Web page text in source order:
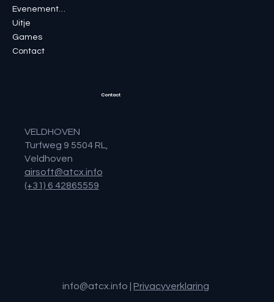
Uitje
Games
Contact
Contact
VELDHOVEN
Turfweg 9 5504 RL,
Veldhoven
airsoft@atcx.info
(+31) 6 42865559
info@atcx.info |Privacyverklaring